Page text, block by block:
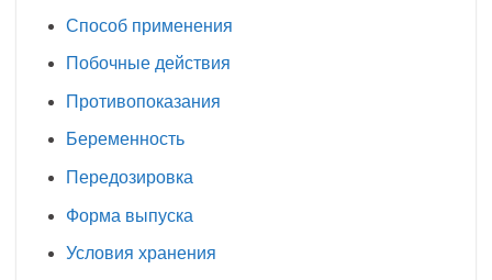
Способ применения
Побочные действия
Противопоказания
Беременность
Передозировка
Форма выпуска
Условия хранения